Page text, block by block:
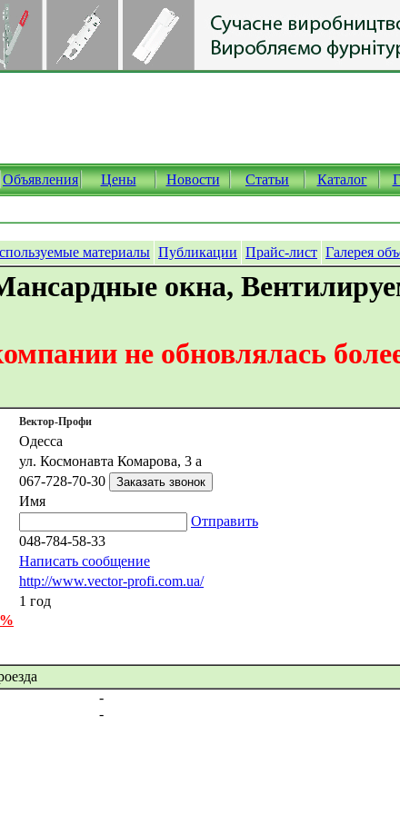
Объявления Цены Новости Статьи Каталог
материалы Публикации Прайс-лист Галерея
окна,
не обновлялась
Вектор-Профи
Одесса
ул. Космонавта Комарова, 3 а
067-728-70-30
Имя
Отправить
048-784-58-33
Написать сообщение
http://www.vector-profi.com.ua/
1 год
-
-